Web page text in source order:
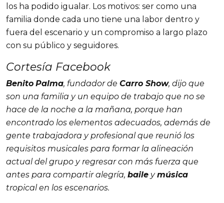
los ha podido igualar. Los motivos: ser como una
familia donde cada uno tiene una labor dentro y
fuera del escenario y un compromiso a largo plazo
con su público y seguidores.
Cortesía Facebook
Benito Palma, fundador de Carro Show, dijo que
son una familia y un equipo de trabajo que no se
hace de la noche a la mañana, porque han
encontrado los elementos adecuados, además de
gente trabajadora y profesional que reunió los
requisitos musicales para formar la alineación
actual del grupo y regresar con más fuerza que
antes para compartir alegría, baile ymúsica
tropical en los escenarios.